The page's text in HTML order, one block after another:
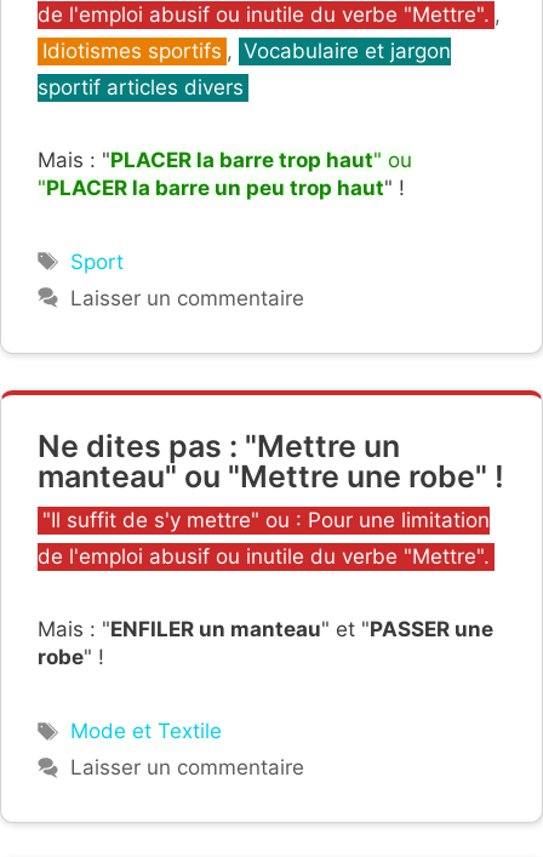
de l'emploi abusif ou inutile du verbe "Mettre". ,
Idiotismes sportifs , Vocabulaire et jargon
sportif articles divers
Mais : "PLACER la barre trop haut" ou
"PLACER la barre un peu trop haut" !
Étiquettes
Sport
Laisser un commentaire
Ne dites pas : "Mettre un
manteau" ou "Mettre une robe" !
Catégories
"Il suffit de s'y mettre" ou : Pour une limitation
de l'emploi abusif ou inutile du verbe "Mettre".
Mais : "ENFILER un manteau" et "PASSER une
robe" !
Étiquettes
Mode et Textile
Laisser un commentaire